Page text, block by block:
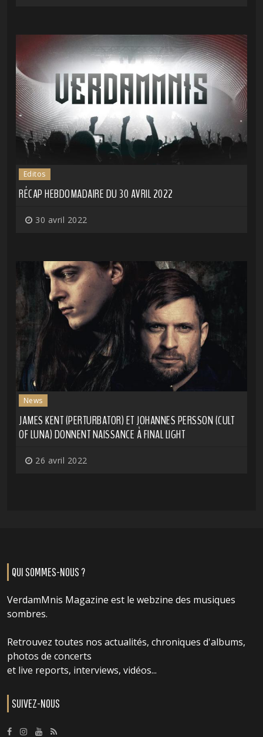
Editos
RÉCAP HEBDOMADAIRE DU 30 AVRIL 2022
30 avril 2022
News
JAMES KENT (PERTURBATOR) ET JOHANNES PERSSON (CULT
OF LUNA) DONNENT NAISSANCE À FINAL LIGHT
26 avril 2022
QUI SOMMES-NOUS ?
VerdamMnis Magazine est le webzine des musiques
sombres.
Retrouvez toutes nos actualités, chroniques d'albums,
photos de concerts
et live reports, interviews, vidéos...
SUIVEZ-NOUS